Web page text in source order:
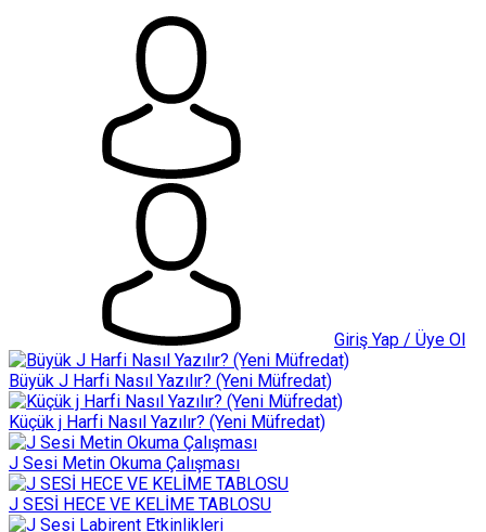
Giriş Yap / Üye Ol
Büyük J Harfi Nasıl Yazılır? (Yeni Müfredat)
Küçük j Harfi Nasıl Yazılır? (Yeni Müfredat)
J Sesi Metin Okuma Çalışması
J SESİ HECE VE KELİME TABLOSU